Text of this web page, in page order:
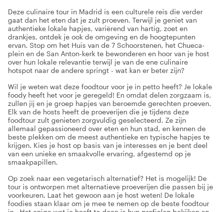
Deze culinaire tour in Madrid is een culturele reis die verder
gaat dan het eten dat je zult proeven. Terwijl je geniet van
authentieke lokale hapjes, variërend van hartig, zoet en
drankjes, ontdek je ook de omgeving en de hoogtepunten
ervan. Stop om het Huis van de 7 Schoorstenen, het Chueca-
plein en de San Anton-kerk te bewonderen en hoor van je host
over hun lokale relevantie terwijl je van de ene culinaire
hotspot naar de andere springt - wat kan er beter zijn?
Wil je weten wat deze foodtour voor je in petto heeft? Je lokale
foody heeft het voor je geregeld! En omdat delen zorgzaam is,
zullen jij en je groep hapjes van beroemde gerechten proeven.
Elk van de hosts heeft de proeverijen die je tijdens deze
foodtour zult genieten zorgvuldig geselecteerd. Ze zijn
allemaal gepassioneerd over eten en hun stad, en kennen de
beste plekken om de meest authentieke en typische hapjes te
krijgen. Kies je host op basis van je interesses en je bent deel
van een unieke en smaakvolle ervaring, afgestemd op je
smaakpapillen.
Op zoek naar een vegetarisch alternatief? Het is mogelijk! De
tour is ontworpen met alternatieve proeverijen die passen bij je
voorkeuren. Laat het gewoon aan je host weten! De lokale
foodies staan klaar om je mee te nemen op de beste foodtour